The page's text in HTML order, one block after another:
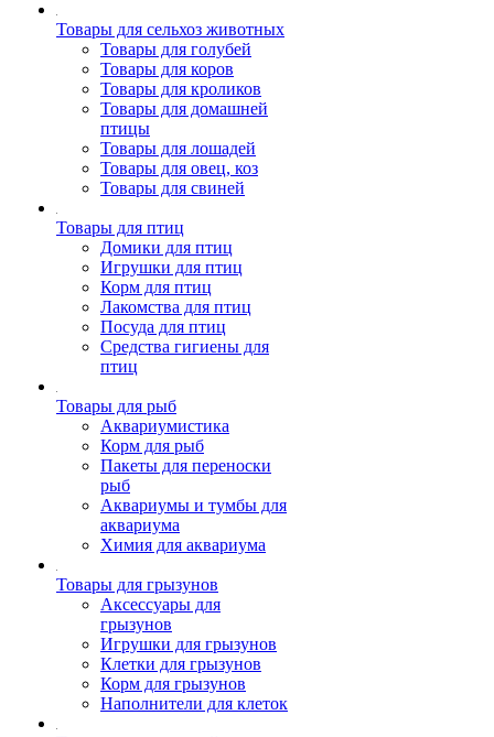
Товары для сельхоз животных
Товары для голубей
Товары для коров
Товары для кроликов
Товары для домашней
птицы
Товары для лошадей
Товары для овец, коз
Товары для свиней
Товары для птиц
Домики для птиц
Игрушки для птиц
Корм для птиц
Лакомства для птиц
Посуда для птиц
Средства гигиены для
птиц
Товары для рыб
Аквариумистика
Корм для рыб
Пакеты для переноски
рыб
Аквариумы и тумбы для
аквариума
Химия для аквариума
Товары для грызунов
Аксессуары для
грызунов
Игрушки для грызунов
Клетки для грызунов
Корм для грызунов
Наполнители для клеток